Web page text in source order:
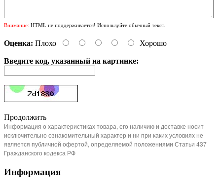
Внимание: HTML не поддерживается! Используйте обычный текст.
Оценка: Плохо Хорошо
Введите код, указанный на картинке:
Продолжить
Информация о характеристиках товара, его наличию и доставке носит
исключительно ознакомительный характер и ни при каких условиях не
является публичной офертой, определяемой положениями Статьи 437
Гражданского кодекса РФ
Информация